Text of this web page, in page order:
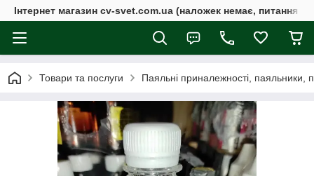
Інтернет магазин cv-svet.com.ua (наложек немає, питання у
Товари та послуги Паяльні приналежності, паяльники,